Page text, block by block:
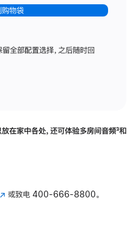
购物袋
全部配置选择，之后随时回
放在家中各处，还可体验多‍房‍间音频脚
³和
或致电 400-666-8800。